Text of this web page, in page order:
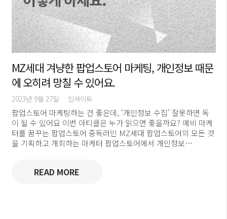
MZ세대 겨냥한 팝업스토어 마케팅, 개인정보 때문
에 오히려 망칠 수 있어요.
2023년 9월 27일 인사이트
팝업스토어 마케팅하는 건 좋은데, ‘개인정보 수집’ 잘못하면 독
이 될 수 있어요 이번 아티클은 누가 읽으면 좋을까요? 예비 마케
터를 꿈꾸는 팝업스토어 중독러인 MZ세대 팝업스토어의 모든 것
을 기획하고 개최하는 마케터 팝업스토어에서 개인정보…
READ MORE